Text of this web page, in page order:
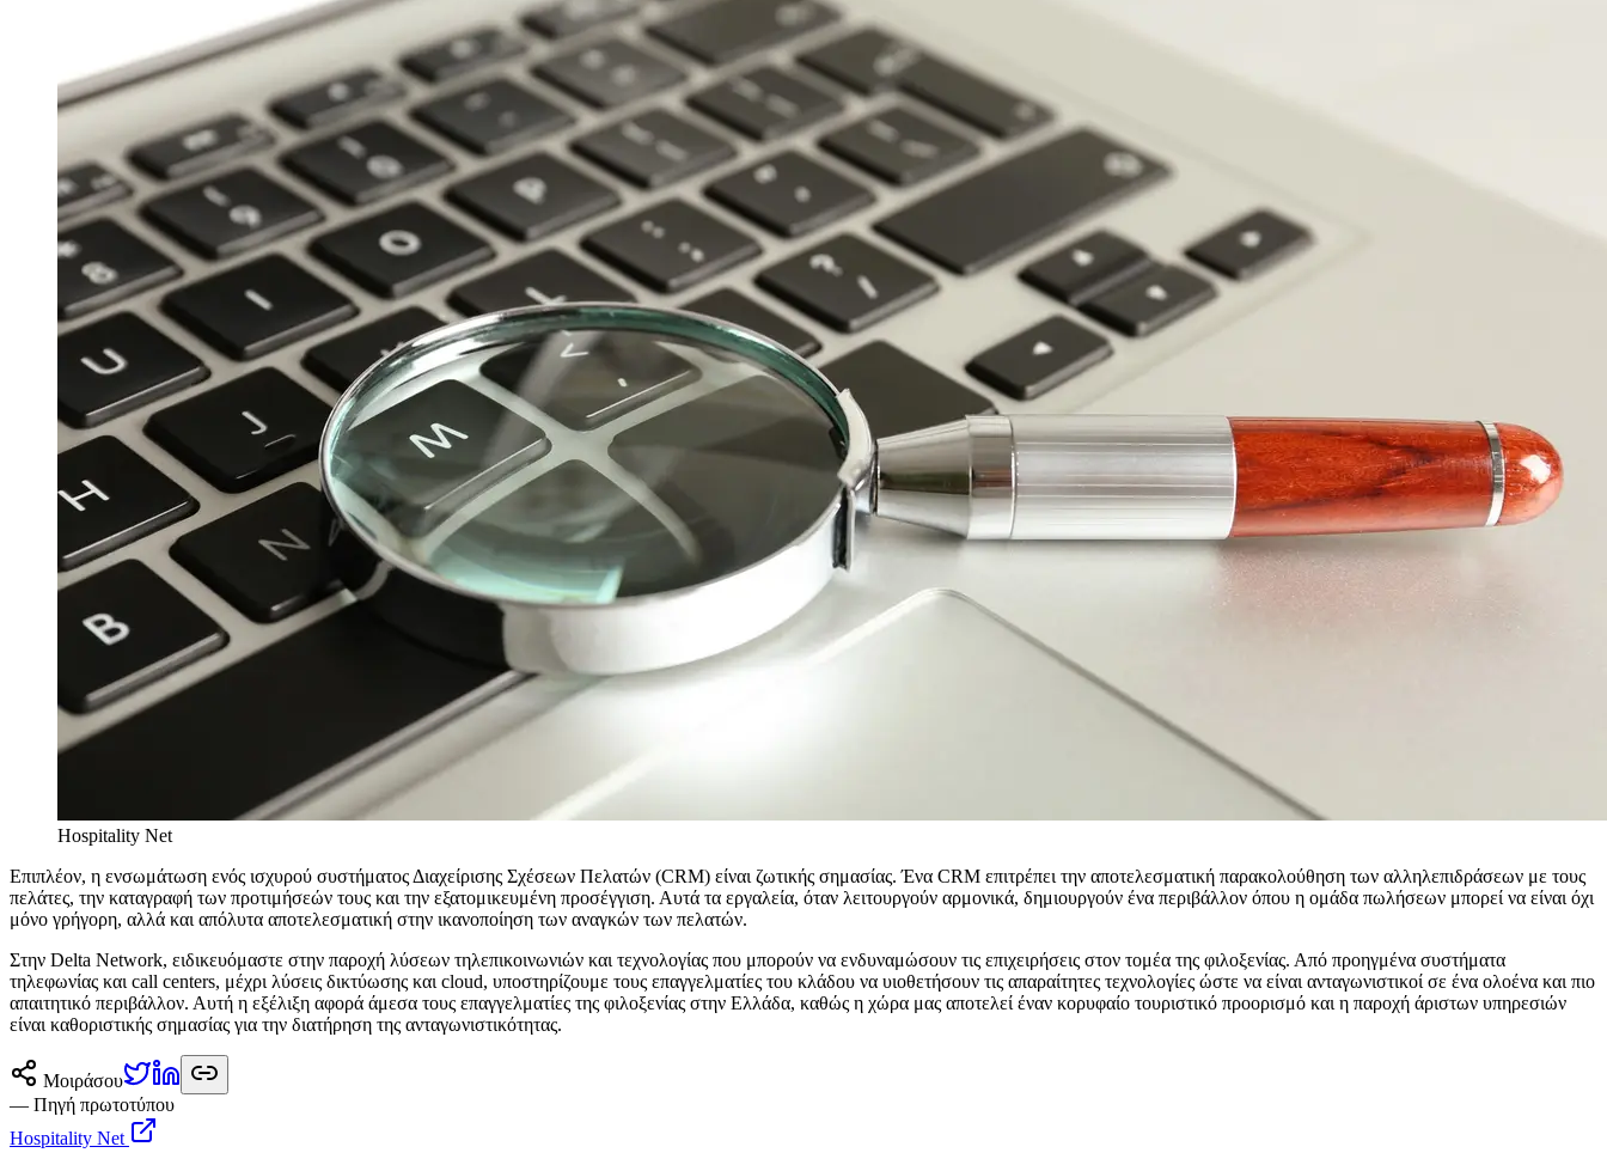
Hospitality Net
Επιπλέον, η ενσωμάτωση ενός ισχυρού συστήματος Διαχείρισης Σχέσεων Πελατών (CRM) είναι ζωτικής σημασίας. Ένα CRM επιτρέπει την αποτελεσματική παρακολούθηση των αλληλεπιδράσεων με τους
πελάτες, την καταγραφή των προτιμήσεών τους και την εξατομικευμένη προσέγγιση. Αυτά τα εργαλεία, όταν λειτουργούν αρμονικά, δημιουργούν ένα περιβάλλον όπου η ομάδα πωλήσεων μπορεί να είναι όχι
μόνο γρήγορη, αλλά και απόλυτα αποτελεσματική στην ικανοποίηση των αναγκών των πελατών.
Στην Delta Network, ειδικευόμαστε στην παροχή λύσεων τηλεπικοινωνιών και τεχνολογίας που μπορούν να ενδυναμώσουν τις επιχειρήσεις στον τομέα της φιλοξενίας. Από προηγμένα συστήματα
τηλεφωνίας και call centers, μέχρι λύσεις δικτύωσης και cloud, υποστηρίζουμε τους επαγγελματίες του κλάδου να υιοθετήσουν τις απαραίτητες τεχνολογίες ώστε να είναι ανταγωνιστικοί σε ένα ολοένα και πιο
απαιτητικό περιβάλλον. Αυτή η εξέλιξη αφορά άμεσα τους επαγγελματίες της φιλοξενίας στην Ελλάδα, καθώς η χώρα μας αποτελεί έναν κορυφαίο τουριστικό προορισμό και η παροχή άριστων υπηρεσιών
είναι καθοριστικής σημασίας για την διατήρηση της ανταγωνιστικότητας.
Μοιράσου
— Πηγή πρωτοτύπου
Hospitality Net